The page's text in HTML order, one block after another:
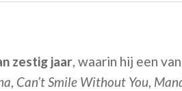
zestig jaar, waarin hij een
, Can’t Smile Without You,